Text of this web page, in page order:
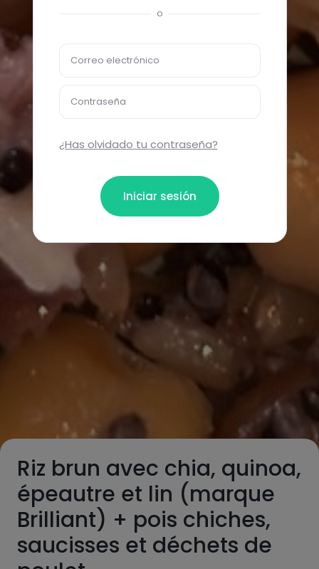
Riz brun avec chia, quinoa,
épeautre et lin (marque
Brilliant) + pois chiches,
saucisses et déchets de
o
Correo electrónico
Contraseña
¿Has olvidado tu contraseña?
Iniciar sesión